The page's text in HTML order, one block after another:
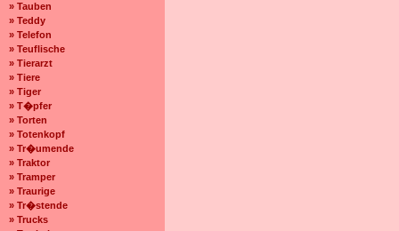
» Tauben
» Teddy
» Telefon
» Teuflische
» Tierarzt
» Tiere
» Tiger
» T�pfer
» Torten
» Totenkopf
» Tr�umende
» Traktor
» Tramper
» Traurige
» Tr�stende
» Trucks